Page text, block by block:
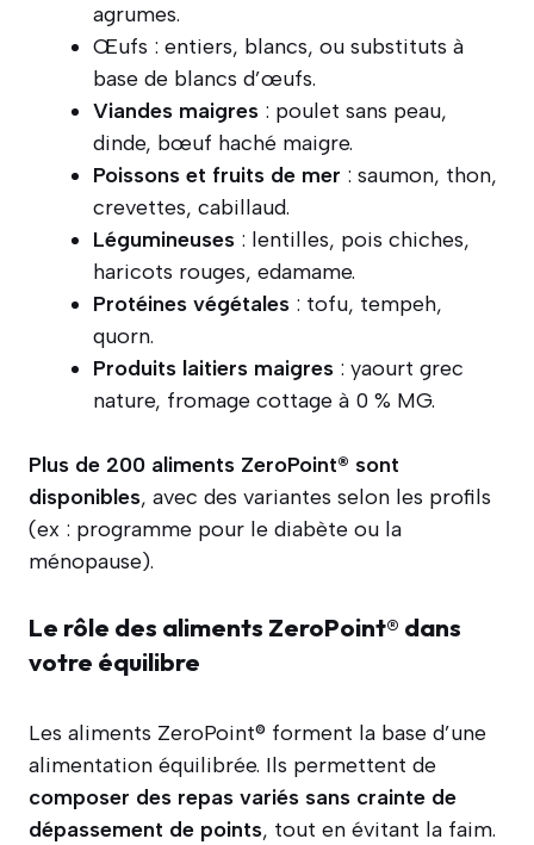
agrumes.
Œufs : entiers, blancs, ou substituts à
base de blancs d’œufs.
Viandes maigres : poulet sans peau,
dinde, bœuf haché maigre.
Poissons et fruits de mer : saumon, thon,
crevettes, cabillaud.
Légumineuses : lentilles, pois chiches,
haricots rouges, edamame.
Protéines végétales : tofu, tempeh,
quorn.
Produits laitiers maigres : yaourt grec
nature, fromage cottage à 0 % MG.
Plus de 200 aliments ZeroPoint® sont
disponibles, avec des variantes selon les profils
(ex : programme pour le diabète ou la
ménopause).
Le rôle des aliments ZeroPoint® dans
votre équilibre
Les aliments ZeroPoint® forment la base d’une
alimentation équilibrée. Ils permettent de
composer des repas variés sans crainte de
dépassement de points, tout en évitant la faim.